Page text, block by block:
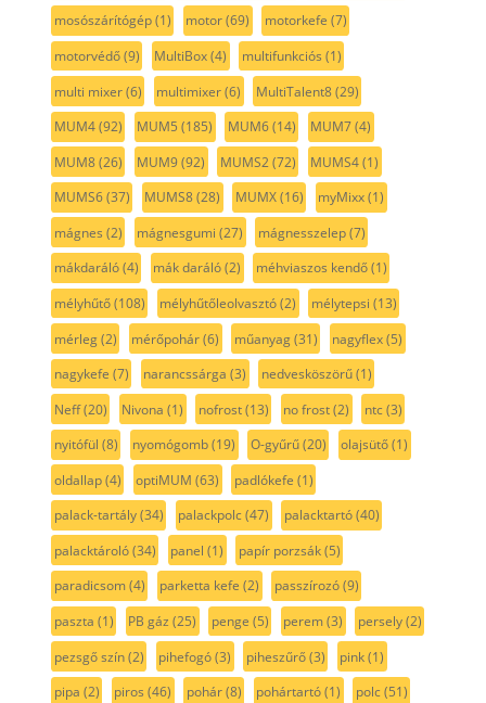
mosószárítógép(1) motor(69) motorkefe (7)
motorvédő(9) MultiBox(4) multifunkciós (1)
multi mixer(6) multimixer(6) MultiTalent8(29)
MUM4(92) MUM5 (185) MUM6(14) MUM7(4)
MUM8(26) MUM9(92) MUMS2(72) MUMS4(1)
MUMS6(37) MUMS8(28) MUMX(16) myMixx(1)
mágnes (2) mágnesgumi (27) mágnesszelep(7)
mákdaráló(4) mák daráló(2) méhviaszos kendő(1)
mélyhűtő(108) mélyhűtőleolvasztó(2) mélytepsi (13)
mérleg(2) mérőpohár(6) műanyag(31) nagyflex(5)
nagykefe (7) narancssárga (3) nedvesköszörű(1)
Neff(20) Nivona (1) nofrost(13) no frost(2) ntc(3)
nyitófül (8) nyomógomb(19) O-gyűrű(20) olajsütő(1)
oldallap(4) optiMUM (63) padlókefe (1)
palack-tartály(34) palackpolc(47) palacktartó(40)
palacktároló(34) panel (1) papír porzsák(5)
paradicsom(4) parketta kefe (2) passzírozó(9)
paszta (1) PB gáz (25) penge (5) perem(3) persely(2)
pezsgő szín(2) pihefogó(3) piheszűrő(3) pink(1)
pipa (2) piros (46) pohár(8) pohártartó(1) polc(51)